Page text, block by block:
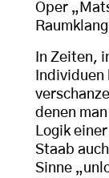
Oper
In Zeiten,
denen
Logik
Staab
Sinne